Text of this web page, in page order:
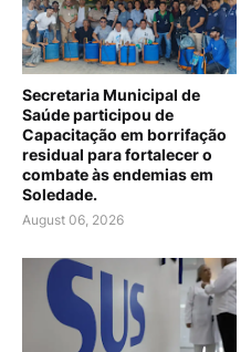
Secretaria Municipal de
Saúde participou de
Capacitação em borrifação
residual para fortalecer o
combate às endemias em
Soledade.
August 06, 2026